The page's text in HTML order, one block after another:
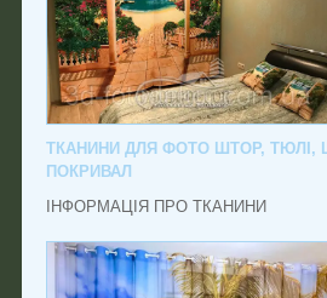
ТКАНИНИ ДЛЯ ФОТО ШТОР, ТЮЛІ,
ПОКРИВАЛ
ІНФОРМАЦІЯ ПРО ТКАНИНИ